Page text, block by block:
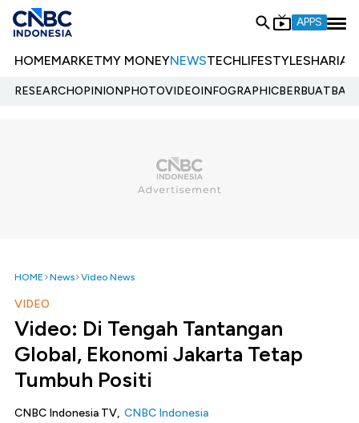
APPS
HOMEMARKETMY MONEYNEWSTECHLIFESTYLESHARIA
RESEARCHOPINIONPHOTOVIDEOINFOGRAPHIC
HOME News Video News
VIDEO
Video: Di Tengah Tantangan
Global, Ekonomi Jakarta Tetap
Tumbuh Positi
CNBC Indonesia TV, CNBC Indonesia